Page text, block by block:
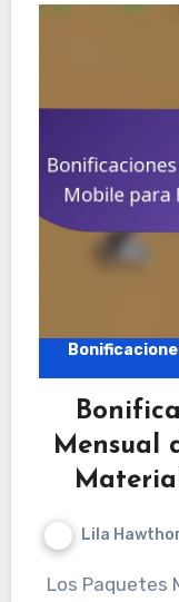
Mensual
Lila
Los Paquetes Mensuales de Lords Mobile para